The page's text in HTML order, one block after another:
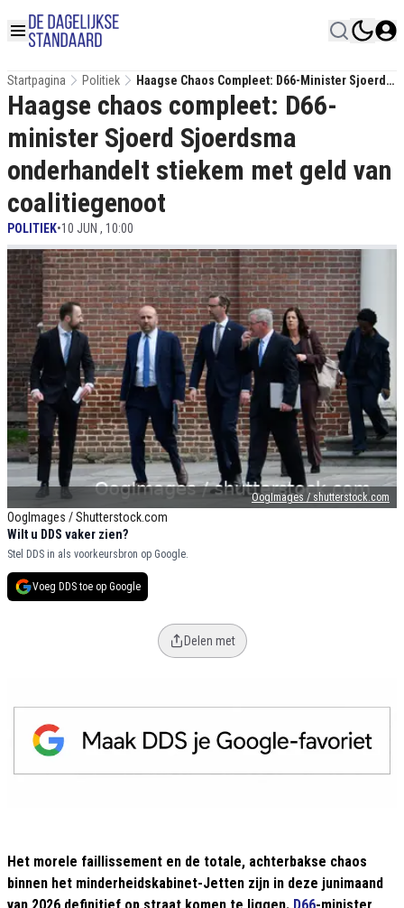
Startpagina Politiek
Haagse Chaos Compleet: D66-Minister Sjoerd
Sjoerdsma Onderhandelt Stiekem Met Geld
Van Coalitiegenoot
OogImages / shutterstock.com
OogImages / Shutterstock.com
Haagse chaos compleet: D66-
minister Sjoerd Sjoerdsma
onderhandelt stiekem met geld van
coalitiegenoot
POLITIEK•10 JUN , 10:00
Wilt u DDS vaker zien?
Stel DDS in als voorkeursbron op Google.
Voeg DDS toe op Google
Delen met
Het morele faillissement en de totale, achterbakse chaos
binnen het minderheidskabinet-Jetten zijn in deze junimaand